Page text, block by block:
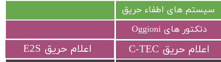
​اعلام حریق C-TEC​​​​​​​ ​اعلام حریق E2S
سیستم های اطفاء حریق
دتکتور های Oggioni